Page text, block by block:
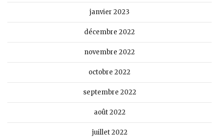
janvier 2023
décembre 2022
novembre 2022
octobre 2022
septembre 2022
août 2022
juillet 2022